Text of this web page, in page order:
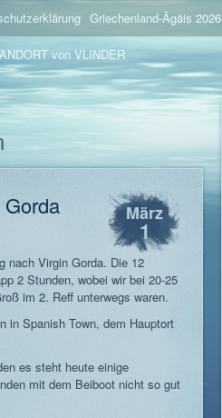
Griechenland-Ägäis 2026
von VLINDER
März
1
nach Virgin Gorda. Die 12
2 Stunden, wobei wir bei 20-25
im 2. Reff unterwegs waren.
in Spanish Town, dem Hauptort
es steht heute einige
mit dem Beiboot nicht so gut